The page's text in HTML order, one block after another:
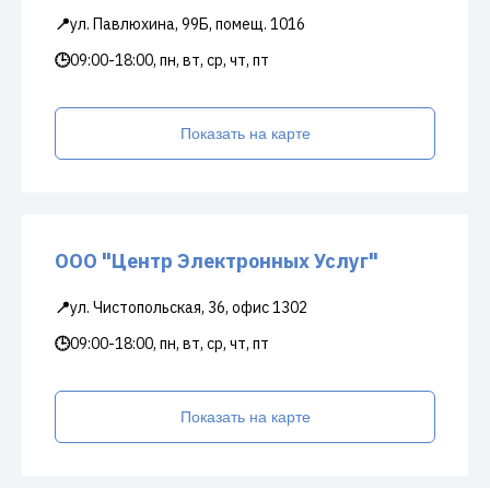
📍ул. Павлюхина, 99Б, помещ. 1016
🕒09:00-18:00, пн, вт, ср, чт, пт
Показать на карте
ООО "Центр Электронных Услуг"
📍ул. Чистопольская, 36, офис 1302
🕒09:00-18:00, пн, вт, ср, чт, пт
Показать на карте